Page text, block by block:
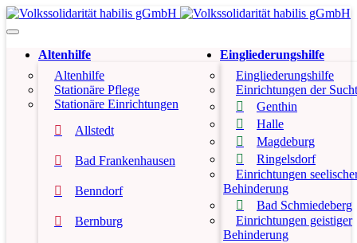
Altenhilfe
Altenhilfe
Stationäre Pflege
Stationäre Einrichtungen
Allstedt
Bad Frankenhausen
Benndorf
Bernburg
Eingliederungshilfe
Eingliederungshilfe
Einrichtungen der
Genthin
Halle
Magdeburg
Ringelsdorf
Einrichtungen
Behinderung
Bad Schmiedeberg
Einrichtungen geistiger
Behinderung